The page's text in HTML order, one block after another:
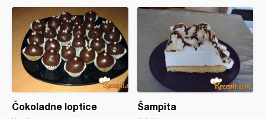
Čokoladne loptice Šampita